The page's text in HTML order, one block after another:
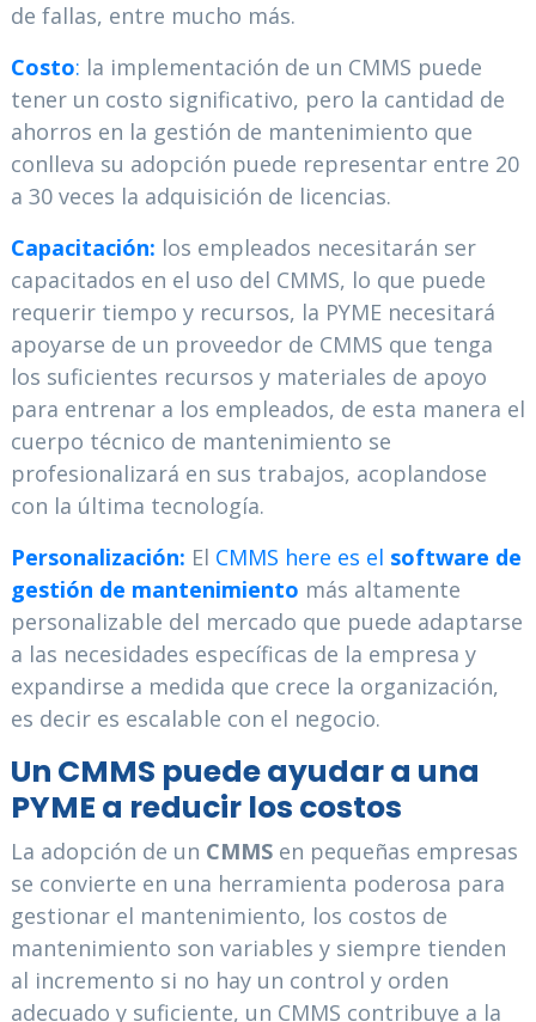
de fallas, entre mucho más.
Costo: la implementación de un CMMS puede
tener un costo significativo, pero la cantidad de
ahorros en la gestión de mantenimiento que
conlleva su adopción puede representar entre 20
a 30 veces la adquisición de licencias.
Capacitación: los empleados necesitarán ser
capacitados en el uso del CMMS, lo que puede
requerir tiempo y recursos, la PYME necesitará
apoyarse de un proveedor de CMMS que tenga
los suficientes recursos y materiales de apoyo
para entrenar a los empleados, de esta manera el
cuerpo técnico de mantenimiento se
profesionalizará en sus trabajos, acoplandose
con la última tecnología.
Personalización: El CMMS here es el software de
gestión de mantenimiento más altamente
personalizable del mercado que puede adaptarse
a las necesidades específicas de la empresa y
expandirse a medida que crece la organización,
es decir es escalable con el negocio.
Un CMMS puede ayudar a una
PYME a reducir los costos
La adopción de un CMMSen pequeñas empresas
se convierte en una herramienta poderosa para
gestionar el mantenimiento, los costos de
mantenimiento son variables y siempre tienden
al incremento si no hay un control y orden
adecuado y suficiente, un CMMS contribuye a la